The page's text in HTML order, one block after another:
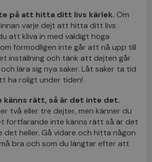
på att hitta ditt livs kärlek. Om
varje dejt att hitta ditt livs
att kliva in med väldigt höga
förmodligen inte går att nå upp till
inställning och tänk att dejten går
lära sig nya saker. Låt saker ta tid
ha roligt under tiden!
känns rätt, så är det inte det.
två eller tre dejter, men känner du
fortfarande inte känns rätt så är det
det heller. Gå vidare och hitta någon
bra och som du längtar efter att